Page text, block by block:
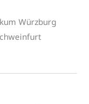
Würzburg